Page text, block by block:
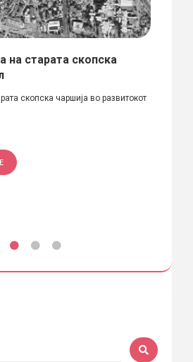
на старата скопска
скопска чаршија во развитокот